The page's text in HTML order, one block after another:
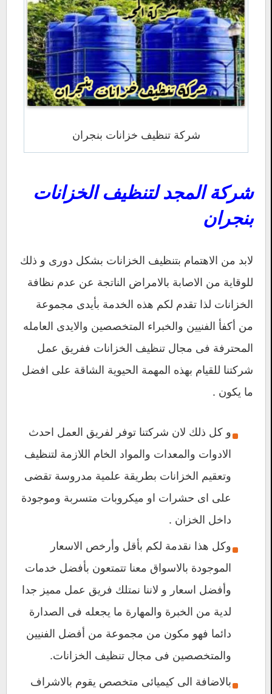
شركة تنظيف خزانات بنجران
شركة المجد لتنظيف الخزانات
بنجران
لابد من الاهتمام بتنظيف الخزانات بشكل دورى و ذلك
للوقاية من الاصابة بالامراض الناتجة عن عدم نظافة
الخزانات لذا تقدم لكم هذه الخدمة بأيدى مجموعة
من أكفأ الفنيين والخبراء المتخصصين والايدى العامله
المحترفة فى مجال تنظيف الخزانات ففريق عمل
شركتنا للقيام بهذه المهمة الحيوية الشاقة على افضل
ما يكون .
و كل ذلك لان شركتنا توفر لفريق العمل احدث
الادوات والمعدات والمواد الخام اللازمة لتنظيف
وتعقيم الخزانات بطريقة علمية مدروسة تقضى
على اى حشرات او ميكروبات متسربة وموجودة
داخل الخزان .
وكل هذا نقدمة لكم بأقل وأرخص الاسعار
الموجودة بالاسواق معنا تتمتعون بأفضل خدمات
وأفضل اسعار و لاننا نمتلك فريق عمل مميز جدا
لدية من الخبرة والمهارة ما يجعله فى الصدارة
دائما فهو مكون من مجموعة من أفضل الفنيين
والمتخصصين فى مجال تنظيف الخزانات.
بالاضافة الى كيميائى متخصص يقوم بالاشراف